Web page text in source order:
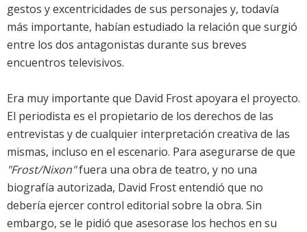
gestos y excentricidades de sus personajes y, todavía
más importante, habían estudiado la relación que surgió
entre los dos antagonistas durante sus breves
encuentros televisivos.
Era muy importante que David Frost apoyara el proyecto.
El periodista es el propietario de los derechos de las
entrevistas y de cualquier interpretación creativa de las
mismas, incluso en el escenario. Para asegurarse de que
"Frost/Nixon"fuera una obra de teatro, y no una
biografía autorizada, David Frost entendió que no
debería ejercer control editorial sobre la obra. Sin
embargo, se le pidió que asesorase los hechos en su